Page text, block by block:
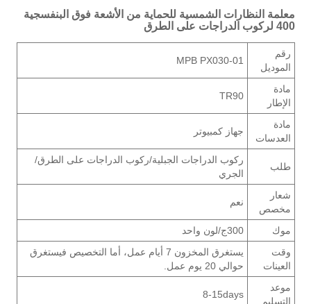
معلمة النظارات الشمسية للحماية من الأشعة فوق البنفسجية
400 لركوب الدراجات على الطرق
رقم
الموديل
MPB PX030-01
مادة
الإطار
TR90
مادة
العدسات
جهاز كمبيوتر
طلب
ركوب الدراجات الجبلية/ركوب الدراجات على الطرق/
الجري
شعار
مخصص
نعم
موك
300ج/لون واحد
وقت
العينات
يستغرق المخزون 7 أيام عمل، أما التخصيص فيستغرق
حوالي 20 يوم عمل.
موعد
التسليم
8-15days